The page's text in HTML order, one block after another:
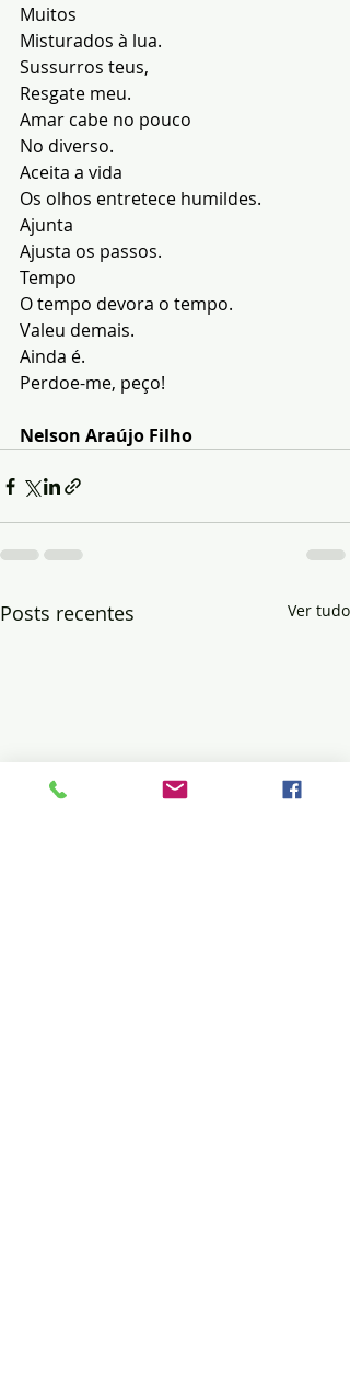
Muitos
Misturados à lua.
Sussurros teus,
Resgate meu.
Amar cabe no pouco
No diverso.
Aceita a vida
Os olhos entretece humildes.
Ajunta
Ajusta os passos.
Tempo
O tempo devora o tempo.
Valeu demais.
Ainda é.
Perdoe-me, peço!
Nelson Araújo Filho
Posts recentes Ver tudo